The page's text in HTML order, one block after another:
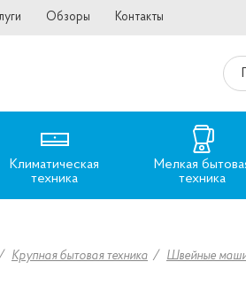
Обзоры Контакты
Климатическая
техника
Мелкая
техника
Крупная бытовая техника Швейные